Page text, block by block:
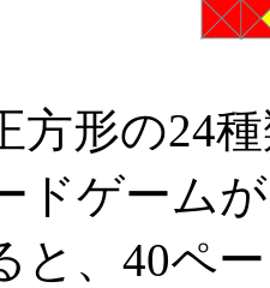
形の24
ドゲーム
と、40ペ